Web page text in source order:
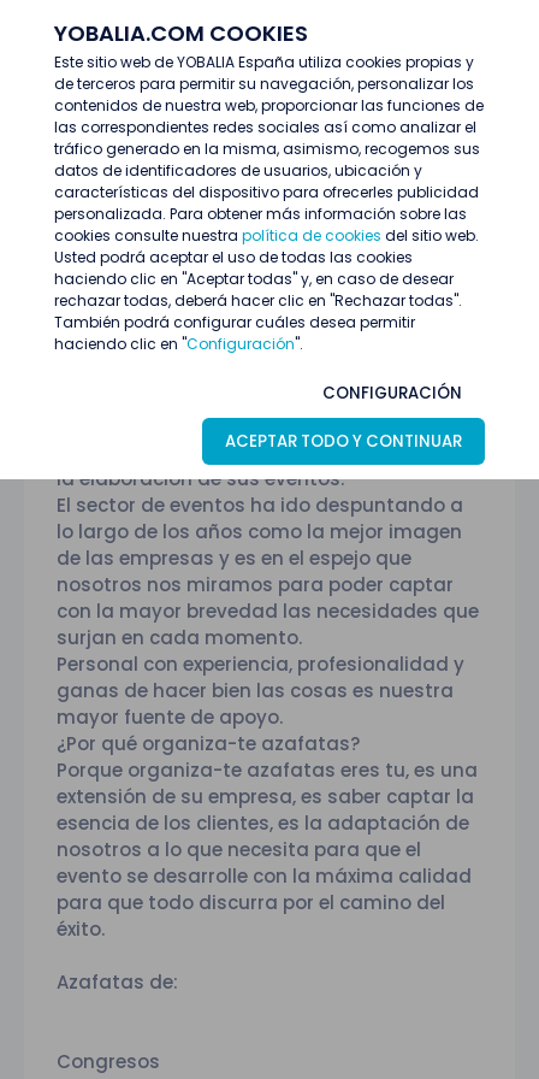
YOBALIA.COM COOKIES
Este sitio web de YOBALIA España utiliza cookies propias y
de terceros para permitir su navegación, personalizar los
contenidos de nuestra web, proporcionar las funciones de
las correspondientes redes sociales así como analizar el
tráfico generado en la misma, asimismo, recogemos sus
datos de identificadores de usuarios, ubicación y
características del dispositivo para ofrecerles publicidad
personalizada. Para obtener más información sobre las
cookies consulte nuestra política de cookies del sitio web.
Usted podrá aceptar el uso de todas las cookies
haciendo clic en "Aceptar todas" y, en caso de desear
rechazar todas, deberá hacer clic en "Rechazar todas".
También podrá configurar cuáles desea permitir
haciendo clic en "Configuración".
CONFIGURACIÓN
ACEPTAR TODO Y CONTINUAR
Empresas destacadas ORGANIZA-TE AZAFATAS
Empresa destacada
ORGANIZA-TE AZAFATAS
Organiza-te azafatas, es una empresa
joven y dinámica, dispuesta a ayudar-le en
la elaboración de sus eventos.
El sector de eventos ha ido despuntando a
lo largo de los años como la mejor imagen
de las empresas y es en el espejo que
nosotros nos miramos para poder captar
con la mayor brevedad las necesidades que
surjan en cada momento.
Personal con experiencia, profesionalidad y
ganas de hacer bien las cosas es nuestra
mayor fuente de apoyo.
¿Por qué organiza-te azafatas?
Porque organiza-te azafatas eres tu, es una
extensión de su empresa, es saber captar la
esencia de los clientes, es la adaptación de
nosotros a lo que necesita para que el
evento se desarrolle con la máxima calidad
para que todo discurra por el camino del
éxito.
Azafatas de:
Congresos